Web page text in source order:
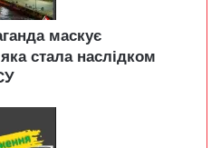
маскує
стала наслідком